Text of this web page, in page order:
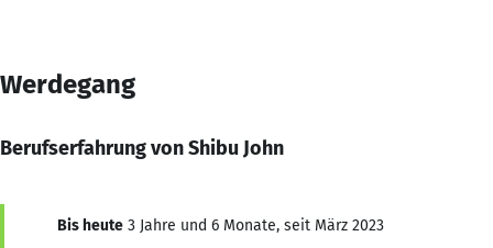
Werdegang
Berufserfahrung von Shibu John
Bis heute 3 Jahre und 6 Monate, seit März 2023